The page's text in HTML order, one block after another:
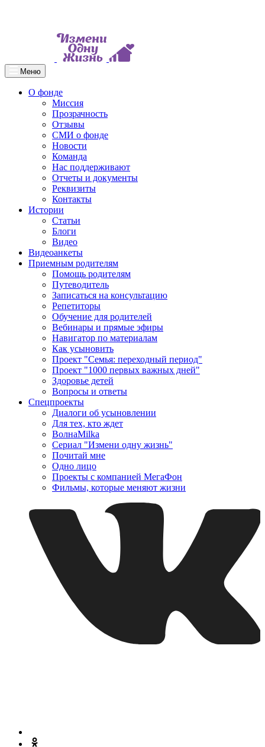
Меню
О фонде
Миссия
Прозрачность
Отзывы
СМИ о фонде
Новости
Команда
Нас поддерживают
Отчеты и документы
Реквизиты
Контакты
Истории
Статьи
Блоги
Видео
Видеоанкеты
Приемным родителям
Помощь родителям
Путеводитель
Записаться на консультацию
Репетиторы
Обучение для родителей
Вебинары и прямые эфиры
Навигатор по материалам
Как усыновить
Проект "Семья: переходный период"
Проект "1000 первых важных дней"
Здоровье детей
Вопросы и ответы
Спецпроекты
Диалоги об усыновлении
Для тех, кто ждет
ВолнаMilka
Сериал "Измени одну жизнь"
Почитай мне
Одно лицо
Проекты с компанией МегаФон
Фильмы, которые меняют жизни